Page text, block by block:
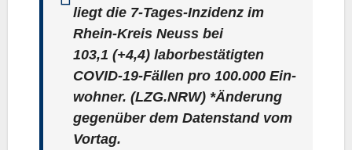
liegt die 7‑Ta­ges-Inzi­denz im
Rhein-Kreis Neuss bei
103,1 (+4,4) labor­be­stä­tig­ten
COVID-19-Fäl­len pro 100.000 Ein­
woh­ner. (LZG.NRW) *Ände­rung
gegen­über dem Daten­stand vom
Vortag.